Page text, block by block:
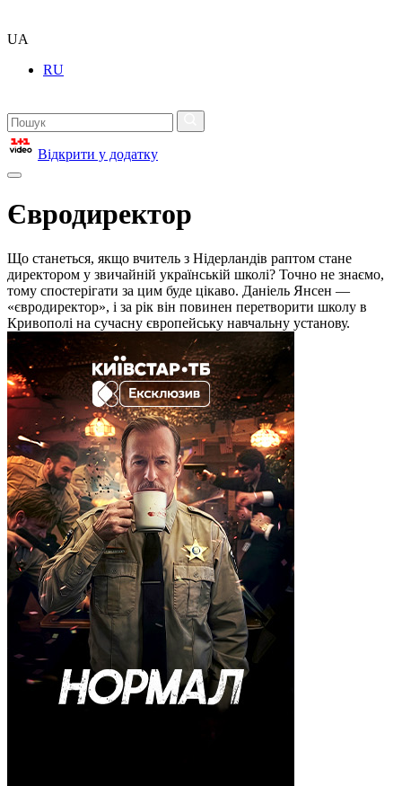
UA
RU
Відкрити у додатку
Євродиректор
Що станеться, якщо вчитель з Нідерландів раптом стане
директором у звичайній українській школі? Точно не знаємо,
тому спостерігати за цим буде цікаво. Даніель Янсен —
«євродиректор», і за рік він повинен перетворити школу в
Кривополі на сучасну європейську навчальну установу.